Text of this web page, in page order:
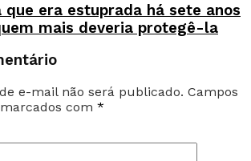
que era estuprada há sete anos
mais deveria protegê-la
e-mail não será publicado. Campos
com *